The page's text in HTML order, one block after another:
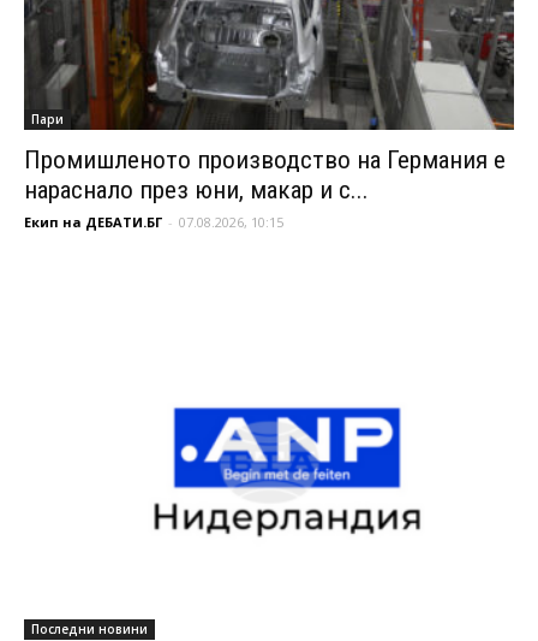
Пари
Промишленото производство на Германия е
нараснало през юни, макар и с...
Екип на ДЕБАТИ.БГ - 07.08.2026, 10:15
Последни новини